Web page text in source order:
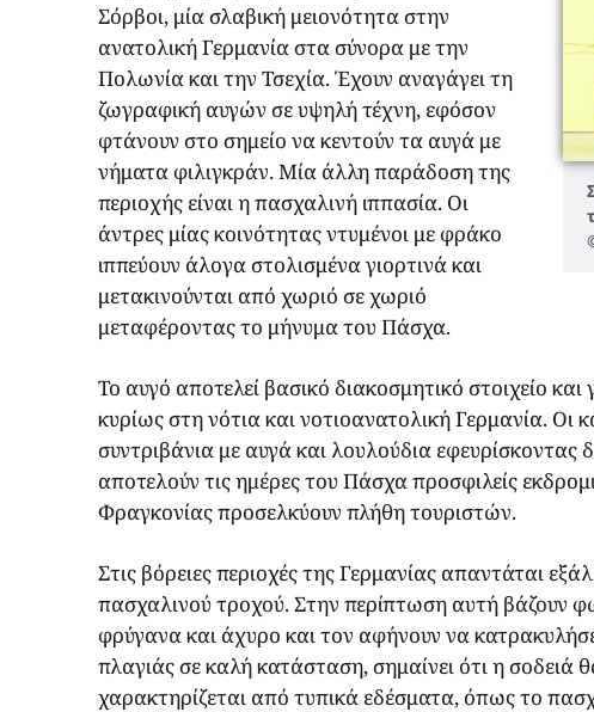
Σόρβοι, μία σλαβική μειονότητα στην
ανατολική Γερμανία στα σύνορα με την
Πολωνία και την Τσεχία. Έχουν αναγάγει τη
ζωγραφική αυγών σε υψηλή τέχνη, εφόσον
φτάνουν στο σημείο να κεντούν τα αυγά με
νήματα φιλιγκράν. Μία άλληπαράδοσητης
περιοχής είναι ηπασχαλινή ιππασία. Οι
άντρες μίας κοινότητας ντυμένοι με φράκο
ιππεύουν άλογα στολισμένα γιορτινά και
μετακινούνται από χωριό σε χωριό
μεταφέροντας το μήνυμα του Πάσχα.
Το αυγό αποτελεί βασικό διακοσμητικό στοιχείο
κυρίως στη νότια και νοτιοανατολική Γερμανία.
συντριβάνια με αυγά και λουλούδια
αποτελούν τις ημέρες του Πάσχα προσφιλείς
Φραγκονίας προσελκύουν πλήθη τουριστών.
Στις βόρειες περιοχές της Γερμανίας απαντάται
πασχαλινού τροχού. Στην περίπτωση αυτή βάζουν
φρύγανα και άχυρο και τον αφήνουν να
πλαγιάς σε καλή κατάσταση, σημαίνει ότι η σοδειά
χαρακτηρίζεται από τυπικά εδέσματα, όπως το